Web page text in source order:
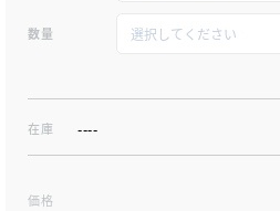
数量
在庫 ----
価格